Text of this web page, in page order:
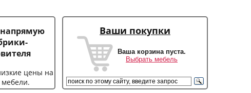
цены на
мебели.
Ваши покупки
Ваша корзина пуста.
Выбрать мебель